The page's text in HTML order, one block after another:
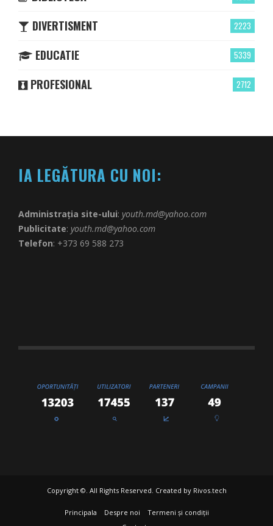
2223
DIVERTISMENT
5339
EDUCATIE
2712
PROFESIONAL
IA LEGĂTURA CU NOI:
Administrația site-ului: youth.md@yahoo.com
Publicitate: youth.md@yahoo.com
Telefon: +373 69 588 273
Copyright ©. All Rights Reserved. Created by Rivos.tech
Principala Despre noi
Termeni și condiții